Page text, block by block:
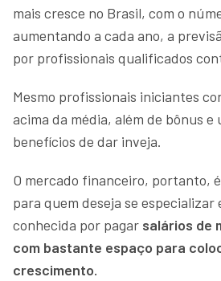
mais cresce no Brasil, com o
aumentando a cada ano, a
por profissionais qualificados
Mesmo profissionais iniciantes
acima da média, além de bônus e
benefícios de dar inveja.
O mercado financeiro, portanto,
para quem deseja se especializar
conhecida por pagar salários de
com bastante espaço para
crescimento.